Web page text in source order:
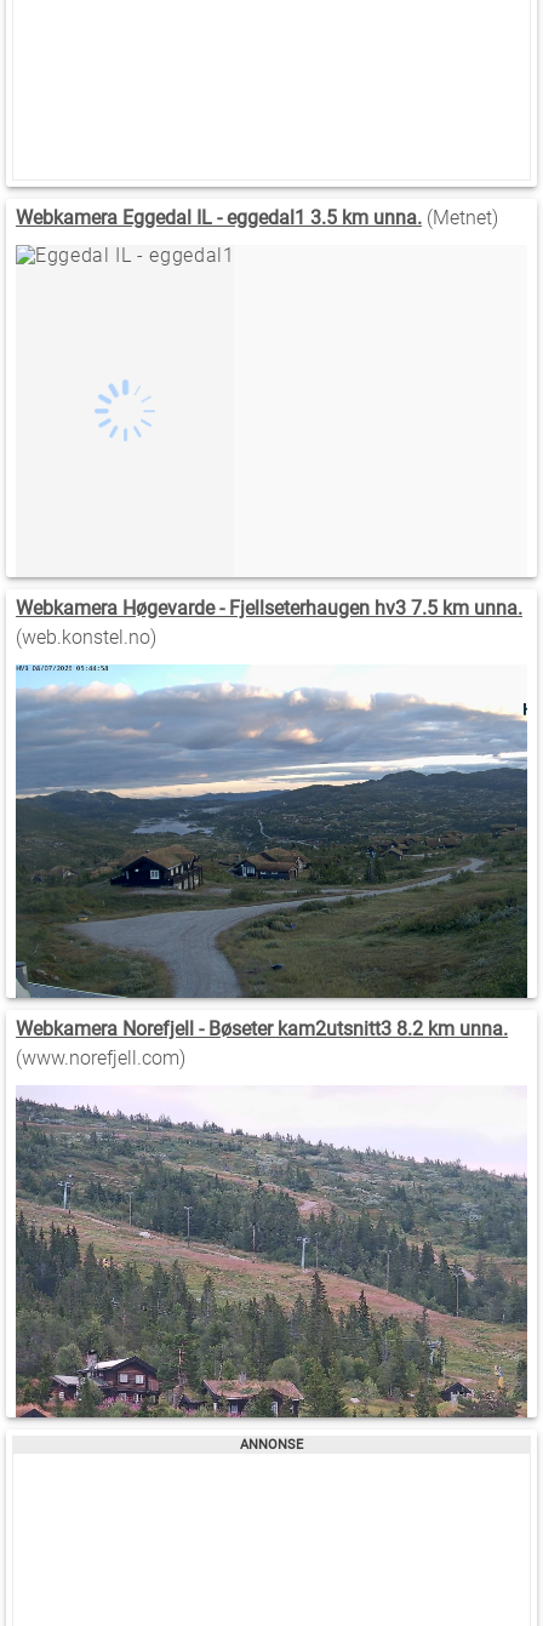
Webkamera Eggedal IL - eggedal1 3.5 km unna. (Metnet)
Webkamera Høgevarde - Fjellseterhaugen hv3 7.5 km unna.
(web.konstel.no)
Webkamera Norefjell - Bøseter kam2utsnitt3 8.2 km unna.
(www.norefjell.com)